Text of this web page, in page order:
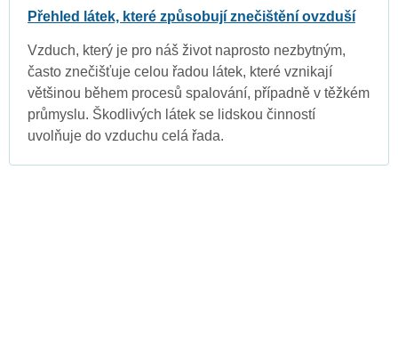
Přehled látek, které způsobují znečištění ovzduší
Vzduch, který je pro náš život naprosto nezbytným,
často znečišťuje celou řadou látek, které vznikají
většinou během procesů spalování, případně v těžkém
průmyslu. Škodlivých látek se lidskou činností
uvolňuje do vzduchu celá řada.